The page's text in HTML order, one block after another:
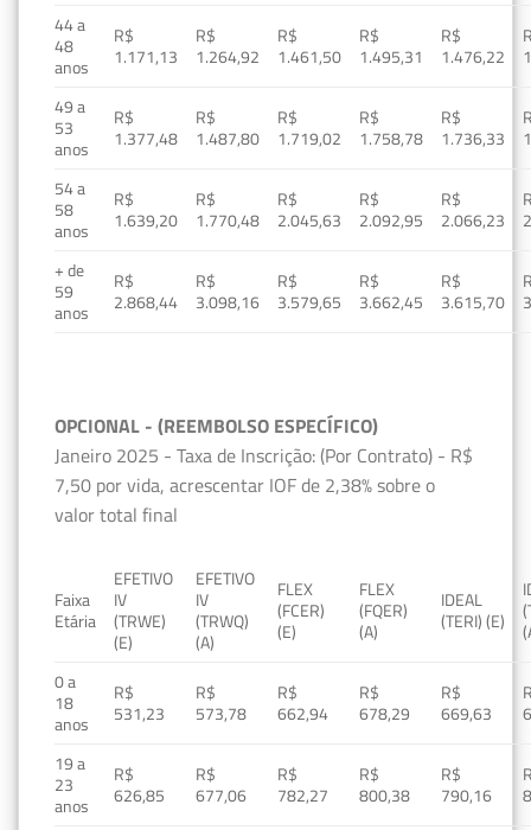
44 a
48
anos
R$
1.171,13
R$
1.264,92
R$
1.461,50
R$
1.495,31
R$
1.476,22
49 a
53
anos
R$
1.377,48
R$
1.487,80
R$
1.719,02
R$
1.758,78
R$
1.736,33
54 a
58
anos
R$
1.639,20
R$
1.770,48
R$
2.045,63
R$
2.092,95
R$
2.066,23
+ de
59
anos
R$
2.868,44
R$
3.098,16
R$
3.579,65
R$
3.662,45
R$
3.615,70
OPCIONAL - (REEMBOLSO ESPECÍFICO)
Janeiro 2025 - Taxa de Inscrição: (Por Contrato) - R$
7,50 por vida, acrescentar IOF de 2,38% sobre o
valor total final
Faixa
Etária
EFETIVO
IV
(TRWE)
(E)
EFETIVO
IV
(TRWQ)
(A)
FLEX
(FCER)
(E)
FLEX
(FQER)
(A)
IDEAL
(TERI) (E)
0 a
18
anos
R$
531,23
R$
573,78
R$
662,94
R$
678,29
R$
669,63
19 a
23
anos
R$
626,85
R$
677,06
R$
782,27
R$
800,38
R$
790,16